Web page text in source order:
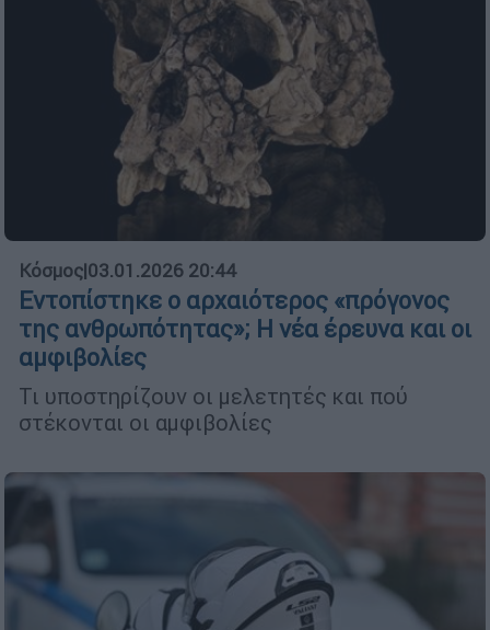
Κόσμος|03.01.2026 20:44
Εντοπίστηκε ο αρχαιότερος «πρόγονος
της ανθρωπότητας»; Η νέα έρευνα και οι
αμφιβολίες
Τι υποστηρίζουν οι μελετητές και πού
στέκονται οι αμφιβολίες